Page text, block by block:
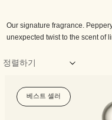
Our signature fragrance.
unexpected twist to the scent of
베스트 셀러